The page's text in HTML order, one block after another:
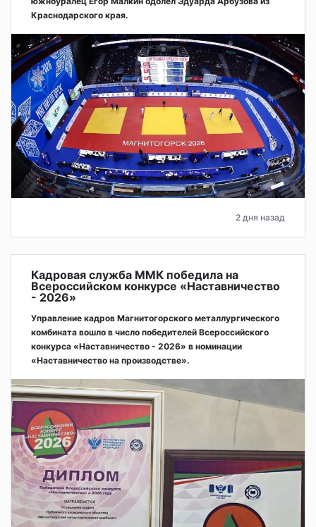
Краснодарского края.
2 дня назад
Кадровая служба ММК победила на
Всероссийском конкурсе «Наставничество
- 2026»
Управление кадров Магнитогорского металлургического
комбината вошло в число победителей Всероссийского
конкурса «Наставничество - 2026» в номинации
«Наставничество на производстве».